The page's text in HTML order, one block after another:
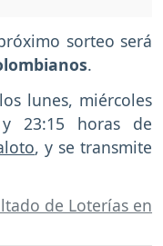
sorteo será
.
lunes, miércoles
23:15 horas de
, y se transmite
de Loterías en